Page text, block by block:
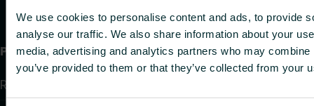
We use cookies to personalise content and ads, to provide
analyse our traffic. We also share information about your
media, advertising and analytics partners who may
you’ve provided to them or that they’ve collected from your
Produkter
Radiatorer